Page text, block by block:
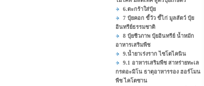
6.ตะกร้าใส่ปุ๋ย
7 ปุ๋ยคอก ขี้วัว ขี้ไก่ มูลสัตว์ ปุ๋ย
อินทรีย์ธรรมชาติ
8 ปุ๋ยชีวภาพ ปุ๋ยอินทรีย์ น้ำหมัก
อาหารเสริมพืช
9.น้ำยาเร่งราก ไซโตไคนิน
9.1 อาหารเสริมพืช สาหร่ายทะเล
กรดอะมิโน ธาตุอาหารรอง ฮอร์โมน
พืช ไคโตซาน